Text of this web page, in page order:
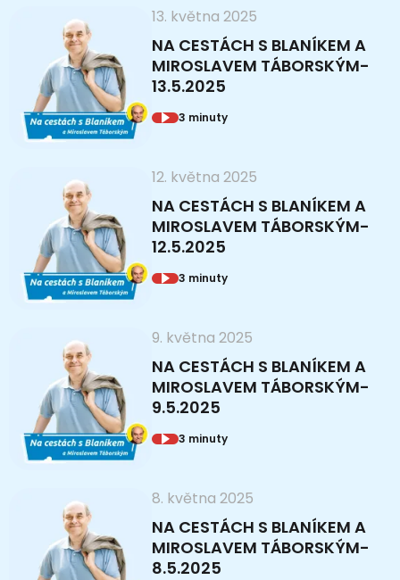
13. května 2025
NA CESTÁCH S BLANÍKEM A
MIROSLAVEM TÁBORSKÝM-
13.5.2025
3 minuty
12. května 2025
NA CESTÁCH S BLANÍKEM A
MIROSLAVEM TÁBORSKÝM-
12.5.2025
3 minuty
9. května 2025
NA CESTÁCH S BLANÍKEM A
MIROSLAVEM TÁBORSKÝM-
9.5.2025
3 minuty
8. května 2025
NA CESTÁCH S BLANÍKEM A
MIROSLAVEM TÁBORSKÝM-
8.5.2025